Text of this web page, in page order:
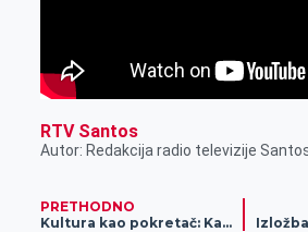
RTV Santos
Autor: Redakcija radio televizije
PRETHODNO
Kultura kao pokretač: Kako je Zrenjanin 2025. promenio ritam grada